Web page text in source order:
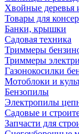
Хвойные деревья
Товары для
Банки, крышки
Садовая техника
Триммеры
Триммеры
Газонокосилки
Мотоблоки и
Бензопилы
Электропилы
Садовые и
Запчасти для